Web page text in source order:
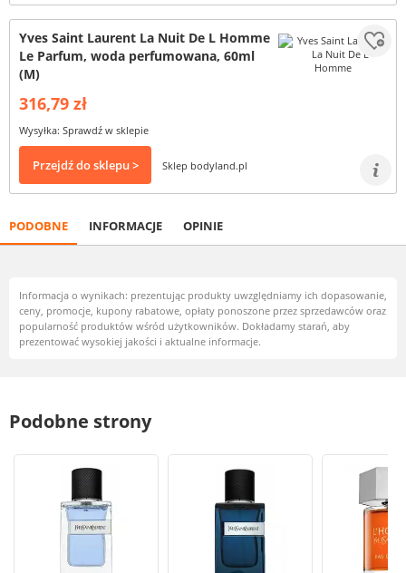
Yves Saint Laurent La Nuit De L Homme
Le Parfum, woda perfumowana, 60ml
(M)
316,79 zł
Wysyłka: Sprawdź w sklepie
Przejdź do sklepu > Sklep bodyland.pl
PODOBNE INFORMACJE OPINIE
Informacja o wynikach: prezentując produkty uwzględniamy ich dopasowanie,
ceny, promocje, kupony rabatowe, opłaty ponoszone przez sprzedawców oraz
popularność produktów wśród użytkowników. Dokładamy starań, aby
prezentować wysokiej jakości i aktualne informacje.
Podobne strony